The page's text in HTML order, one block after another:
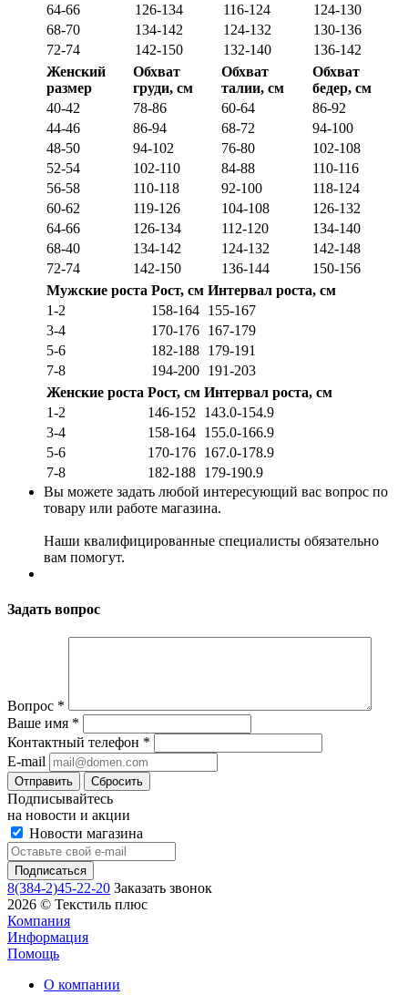
64-66
126-134 116-124
124-130
68-70
134-142 124-132
130-136
72-74
142-150 132-140
136-142
Женский
размер
Обхват
груди, см
Обхват
талии, см
Обхват
бедер, см
40-42
78-86 60-64
86-92
44-46
86-94 68-72
94-100
48-50
94-102 76-80
102-108
52-54
102-110 84-88
110-116
56-58
110-118 92-100
118-124
60-62
119-126 104-108
126-132
64-66
126-134 112-120
134-140
68-40
134-142 124-132
142-148
72-74
142-150 136-144
150-156
Мужские роста Рост, см Интервал роста, см
1-2
158-164 155-167
3-4
170-176 167-179
5-6
182-188 179-191
7-8
194-200 191-203
Женские роста Рост, см Интервал роста, см
1-2
146-152
143.0-154.9
3-4
158-164 155.0-166.9
5-6
170-176 167.0-178.9
7-8
182-188 179-190.9
Вы можете задать любой интересующий вас вопрос по
товару или работе магазина.
Наши квалифицированные специалисты обязательно
вам помогут.
Задать вопрос
Вопрос *
Ваше имя *
Контактный телефон *
E-mail
Сбросить
Подписывайтесь
на новости и акции
Новости магазина
8(384-2)45-22-20 Заказать звонок
2026 © Текстиль плюс
Компания
Информация
Помощь
О компании